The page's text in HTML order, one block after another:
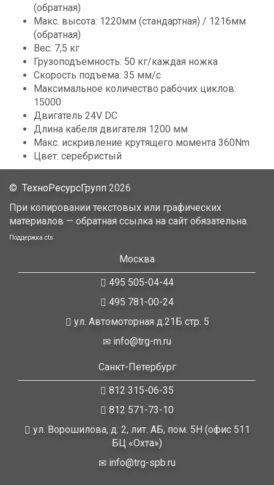
(обратная)
Mакс. высота: 1220мм (стандартная) / 1216мм
(обратная)
Вес: 7,5 кг
Грузоподъемность: 50 кг/каждая ножка
Скорость подъема: 35 мм/с
Максимальное количество рабочих циклов:
15000
Двигатель 24V DC
Длина кабеля двигателя 1200 мм
Mакс. искривление крутящего момента 360Nm
Цвет: серебристый
© ТехноРесурсГрупп 2026
При копировании текстовых или графических
материалов — обратная ссылка на сайт обязательна.
Поддержка cts
Москва
495 505-04-44
495 781-00-24
ул. Автомоторная д.21Б стр. 5
info@trg-m.ru
Санкт-Петербург
812 315-06-35
812 571-73-10
ул. Ворошилова, д. 2, лит. АБ, пом. 5Н (офис 511
БЦ «Охта»)
info@trg-spb.ru